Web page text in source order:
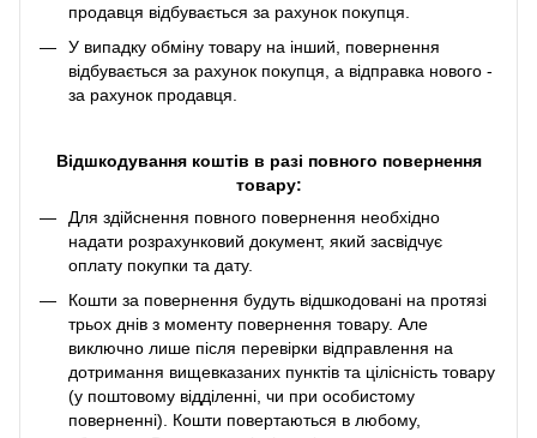
продавця відбувається за рахунок покупця.
У випадку обміну товару на інший, повернення
відбувається за рахунок покупця, а відправка нового -
за рахунок продавця.
Відшкодування коштів в разі повного повернення
товару:
Для здійснення повного повернення необхідно
надати розрахунковий документ, який засвідчує
оплату покупки та дату.
Кошти за повернення будуть відшкодовані на протязі
трьох днів з моменту повернення товару. Але
виключно лише після перевірки відправлення на
дотримання вищевказаних пунктів та цілісність товару
(у поштовому відділенні, чи при особистому
поверненні). Кошти повертаються в любому,